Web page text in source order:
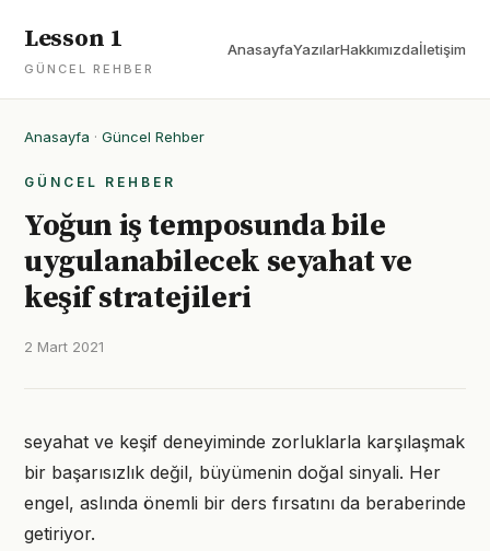
Lesson 1
GÜNCEL REHBER
AnasayfaYazılarHakkımızdaİletişim
Anasayfa · Güncel Rehber
GÜNCEL REHBER
Yoğun iş temposunda bile
uygulanabilecek seyahat ve
keşif stratejileri
2 Mart 2021
seyahat ve keşif deneyiminde zorluklarla karşılaşmak
bir başarısızlık değil, büyümenin doğal sinyali. Her
engel, aslında önemli bir ders fırsatını da beraberinde
getiriyor.